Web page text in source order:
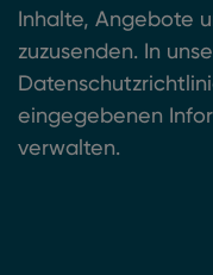
Inhalte, Angebote
zuzusenden. In
eingegebenen
verwalten.